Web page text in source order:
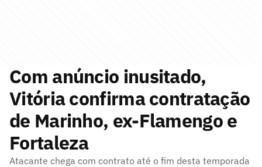
Com anúncio inusitado,
Vitória confirma contratação
de Marinho, ex-Flamengo e
Fortaleza
Atacante chega com contrato até o fim desta temporada